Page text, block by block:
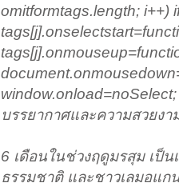
omitformtags.length; i++)
บรรยากาศและความสวยง
6 เดือนในช่วงฤดูมรสุม เป็
ธรรมชาติ และชาวเลมอแก